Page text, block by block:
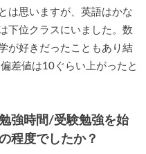
は思いますが、英語はかな
下位クラスにいました。数
が好きだったこともあり結
差値は10ぐらい上がったと
強時間/受験勉強を始
程度でしたか？